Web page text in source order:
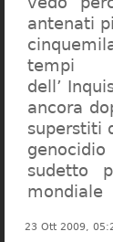
antenati
tempi
dell’
ancora
superstiti
sudetto
mondiale
23 Ott 2009,